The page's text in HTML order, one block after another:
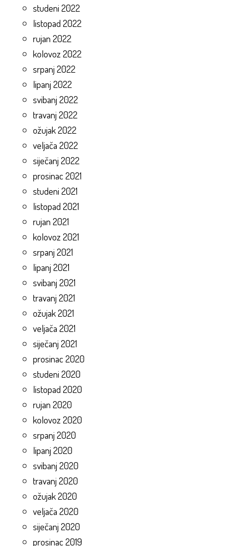
studeni 2022
listopad 2022
rujan 2022
kolovoz 2022
srpanj 2022
lipanj 2022
svibanj 2022
travanj 2022
ožujak 2022
veljača 2022
siječanj 2022
prosinac 2021
studeni 2021
listopad 2021
rujan 2021
kolovoz 2021
srpanj 2021
lipanj 2021
svibanj 2021
travanj 2021
ožujak 2021
veljača 2021
siječanj 2021
prosinac 2020
studeni 2020
listopad 2020
rujan 2020
kolovoz 2020
srpanj 2020
lipanj 2020
svibanj 2020
travanj 2020
ožujak 2020
veljača 2020
siječanj 2020
prosinac 2019